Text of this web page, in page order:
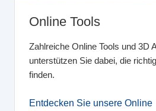
Online Tools
Zahlreiche Online Tools und 3D
unterstützen Sie dabei, die
finden.
Entdecken Sie unsere Online